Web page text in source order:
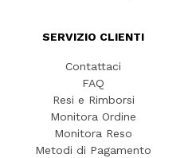
SERVIZIO CLIENTI
Contattaci
FAQ
Resi e Rimborsi
Monitora Ordine
Monitora Reso
Metodi di Pagamento